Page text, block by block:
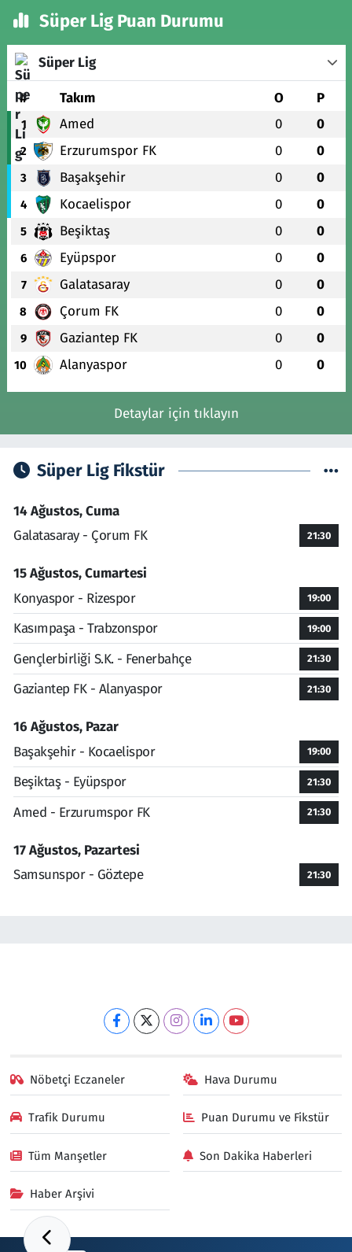
Süper Lig Puan Durumu
Süper Lig
# Takım O P
1 Amed 0 0
2 Erzurumspor FK 0 0
3 Başakşehir 0 0
4 Kocaelispor 0 0
5 Beşiktaş 0 0
6 Eyüpspor 0 0
7 Galatasaray 0 0
8 Çorum FK 0 0
9 Gaziantep FK 0 0
10 Alanyaspor 0 0
Detaylar için tıklayın
Süper Lig Fikstür
14 Ağustos, Cuma
Galatasaray - Çorum FK
21:30
15 Ağustos, Cumartesi
Konyaspor - Rizespor
19:00
Kasımpaşa - Trabzonspor 19:00
Gençlerbirliği S.K. - Fenerbahçe 21:30
Gaziantep FK - Alanyaspor 21:30
16 Ağustos, Pazar
Başakşehir - Kocaelispor
19:00
Beşiktaş - Eyüpspor 21:30
Amed - Erzurumspor FK 21:30
17 Ağustos, Pazartesi
Samsunspor - Göztepe
21:30
Nöbetçi Eczaneler Hava Durumu
Trafik Durumu Puan Durumu ve Fikstür
Tüm Manşetler Son Dakika Haberleri
Haber Arşivi